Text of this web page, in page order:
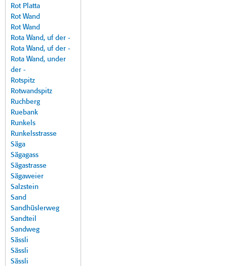
Rot Platta
Rot Wand
Rot Wand
Rota Wand, uf der -
Rota Wand, uf der -
Rota Wand, under
der -
Rotspitz
Rotwandspitz
Ruchberg
Ruebank
Runkels
Runkelsstrasse
Säga
Sägagass
Sägastrasse
Sägaweier
Salzstein
Sand
Sandhüslerweg
Sandteil
Sandweg
Sässli
Sässli
Sässli